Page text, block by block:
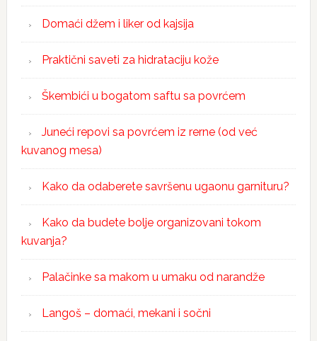
Domaći džem i liker od kajsija
Praktični saveti za hidrataciju kože
Škembići u bogatom saftu sa povrćem
Juneći repovi sa povrćem iz rerne (od već
kuvanog mesa)
Kako da odaberete savršenu ugaonu garnituru?
Kako da budete bolje organizovani tokom
kuvanja?
Palačinke sa makom u umaku od narandže
Langoš – domaći, mekani i sočni